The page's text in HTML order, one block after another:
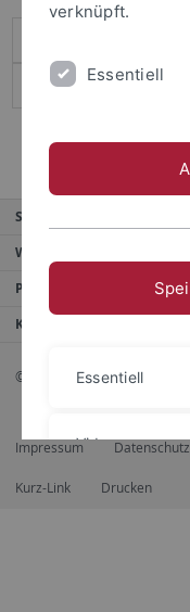
Service
Weitere Angebote
Portale
Kontaktinfo
© 2026 Eberhard Karls
Impressum
Kurz-Link Drucken
verknüpft.
Essentiell
Essentiell
Videos